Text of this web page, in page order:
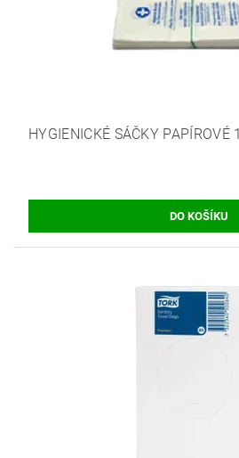
HYGIENICKÉ SÁČKY PAPÍROVÉ